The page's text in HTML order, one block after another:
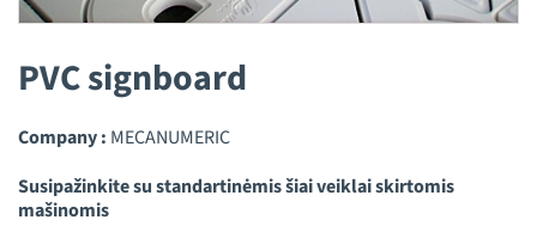
PVC signboard
Company : MECANUMERIC
Susipažinkite su standartinėmis šiai veiklai skirtomis
mašinomis